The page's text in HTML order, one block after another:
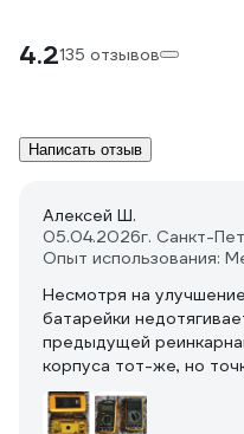
4.2135 отзывов
Написать отзыв
Алексей Ш.
05.04.2026г. Санкт-
Опыт использования:
Несмотря на
батарейки
предыдущей
корпуса тот-же, но
разные. Поворотный
с...экономлен.